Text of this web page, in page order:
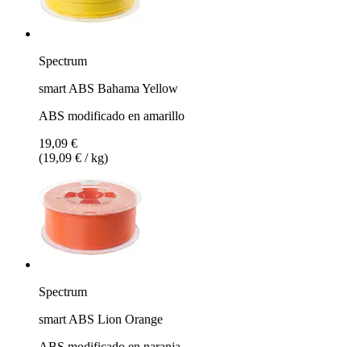
Spectrum
smart ABS Bahama Yellow
ABS modificado en amarillo
19,09 €
(19,09 € / kg)
Spectrum
smart ABS Lion Orange